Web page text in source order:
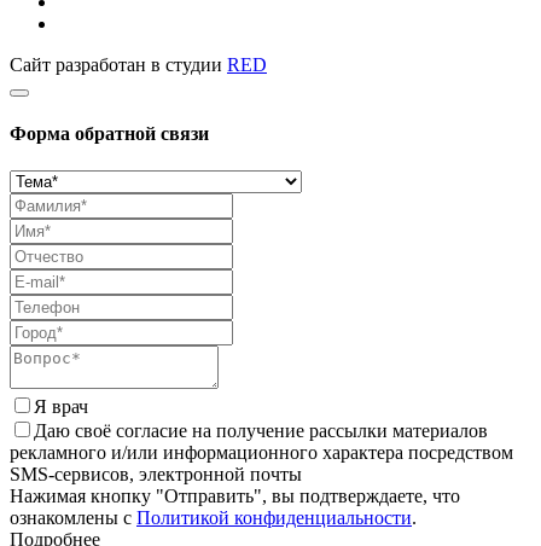
Сайт разработан в студии RED
Форма обратной связи
Я врач
Даю своё согласие на получение рассылки материалов
рекламного и/или информационного характера посредством
SMS-сервисов, электронной почты
Нажимая кнопку "Отправить", вы подтверждаете, что
ознакомлены с Политикой конфиденциальности.
Подробнее